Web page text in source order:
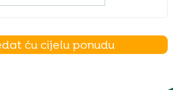
ću cijelu ponudu